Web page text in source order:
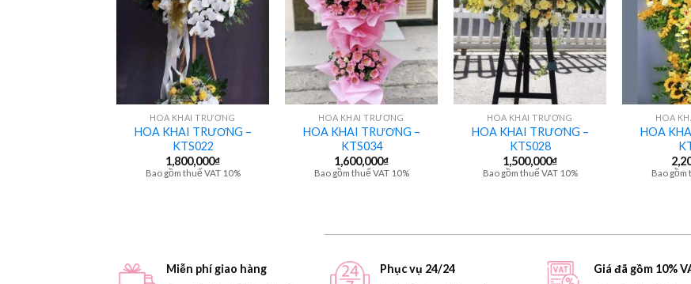
HOA KHAI TRƯƠNG
HOA KHAI TRƯƠNG –
KTS022
1,800,000₫
Bao gồm thuế VAT 10%
+
HOA KHAI TRƯƠNG
HOA KHAI TRƯƠNG –
KTS034
1,600,000₫
Bao gồm thuế VAT 10%
+
HOA KHAI TRƯƠNG
HOA KHAI TRƯƠNG –
KTS028
1,500,000₫
Bao gồm thuế VAT 10%
HOA
HOA
Bao gồm
Miễn phí giao hàng Phục vụ 24/24 Giá đã gồm 10%